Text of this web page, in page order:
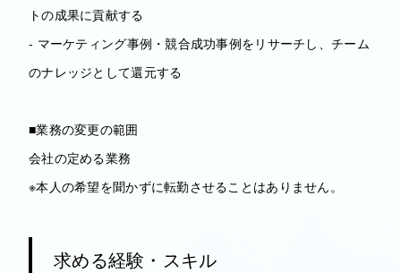
トの成果に貢献する
- マーケティング事例・競合成功事例をリサーチし、チーム
のナレッジとして還元する
■業務の変更の範囲
会社の定める業務
※本人の希望を聞かずに転勤させることはありません。
求める経験・スキル